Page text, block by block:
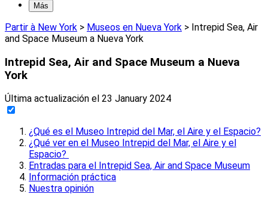
Más
Partir à New York > Museos en Nueva York > Intrepid Sea, Air
and Space Museum a Nueva York
Intrepid Sea, Air and Space Museum a Nueva
York
Última actualización el 23 January 2024
¿Qué es el Museo Intrepid del Mar, el Aire y el Espacio?
¿Qué ver en el Museo Intrepid del Mar, el Aire y el
Espacio?
Entradas para el Intrepid Sea, Air and Space Museum
Información práctica
Nuestra opinión